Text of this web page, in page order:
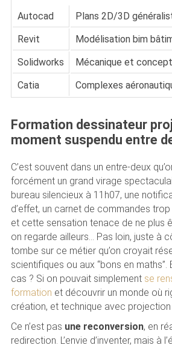
Autocad
Plans 2D/3D
Revit
Modélisation bim
Solidworks
Mécanique et
Catia
Complexes
Formation dessinateur
moment suspendu entre
C’est souvent dans un entre-deux
forcément un grand virage
bureau silencieux à 11h07, une
d’effet, un carnet de commandes
et cette sensation tenace de ne plus
on regarde ailleurs… Pas loin, juste à
tombe sur ce métier qu’on croyait
scientifiques ou aux “bons en maths”.
cas ? Si on pouvait simplement se
formation et découvrir un monde où
création, et technique avec projection
Ce n’est pas une reconversion, en
redirection. L’envie d’inventer, mais à